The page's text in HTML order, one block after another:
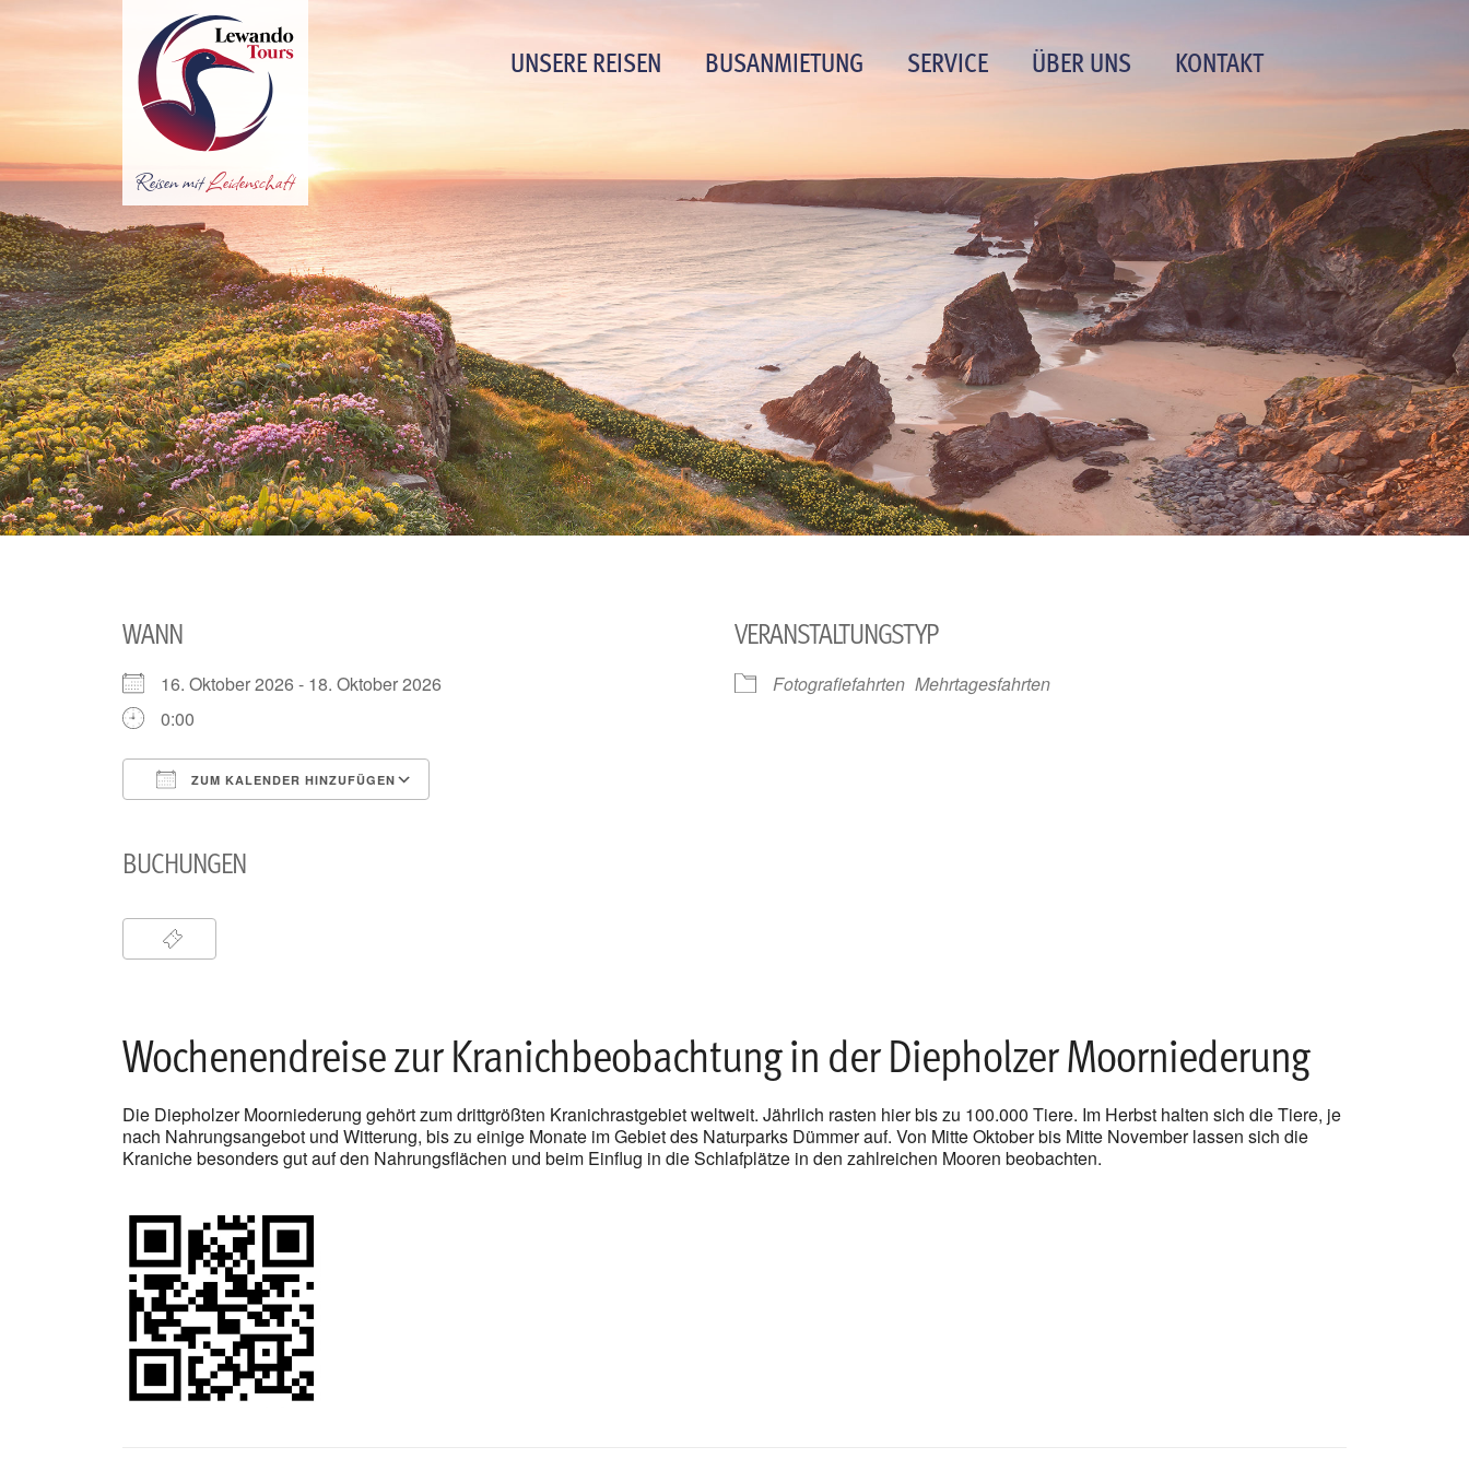
Reisen mitLeidenschaft
UNSERE REISEN BUSANMIETUNG SERVICE ÜBER UNS KONTAKT
WANN
16. Oktober 2026 - 18. Oktober 2026
0:00
ZUM KALENDER HINZUFÜGEN
BUCHUNGEN
VERANSTALTUNGSTYP
Fotografiefahrten Mehrtagesfahrten
Wochenendreise zur Kranichbeobachtung in der Diepholzer Moorniederung
Die Diepholzer Moorniederung gehört zum drittgrößten Kranichrastgebiet weltweit. Jährlich rasten hier bis zu 100.000 Tiere. Im Herbst halten sich die Tiere, je
nach Nahrungsangebot und Witterung, bis zu einige Monate im Gebiet des Naturparks Dümmer auf. Von Mitte Oktober bis Mitte November lassen sich die
Kraniche besonders gut auf den Nahrungsflächen und beim Einflug in die Schlafplätze in den zahlreichen Mooren beobachten.